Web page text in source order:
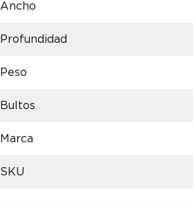
Ancho
Profundidad
Peso
Bultos
Marca
SKU